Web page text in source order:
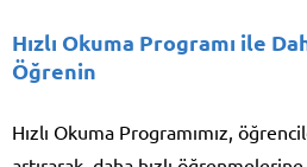
Hızlı Okuma Programı ile
Öğrenin
Hızlı Okuma Programımız,